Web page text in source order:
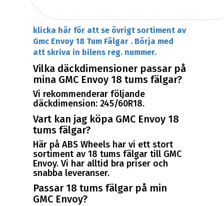
klicka här för att se övrigt sortiment av
Gmc Envoy 18 Tum Fälgar . Börja med
att skriva in bilens reg. nummer.
Vilka däckdimensioner passar på
mina GMC Envoy 18 tums fälgar?
Vi rekommenderar följande
däckdimension: 245/60R18.
Vart kan jag köpa GMC Envoy 18
tums fälgar?
Här på ABS Wheels har vi ett stort
sortiment av 18 tums fälgar till GMC
Envoy. Vi har alltid bra priser och
snabba leveranser.
Passar 18 tums fälgar på min
GMC Envoy?